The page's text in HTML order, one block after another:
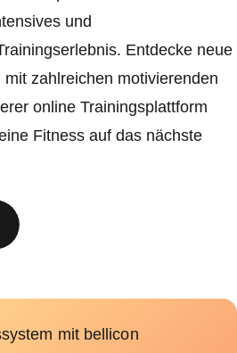
und
Entdecke neue
zahlreichen motivierenden
online Trainingsplattform
Fitness auf das nächste
mit bellicon